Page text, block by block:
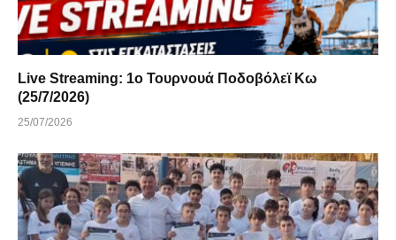
Live Streaming: 1ο Τουρνουά Ποδοβόλεϊ Κω
(25/7/2026)
25/07/2026